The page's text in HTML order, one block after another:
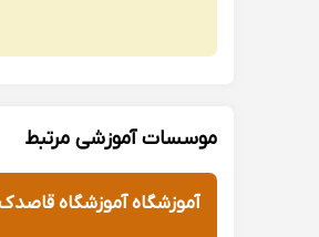
موسسات آموزشی مرتبط
آموزشگاه آموزشگاه